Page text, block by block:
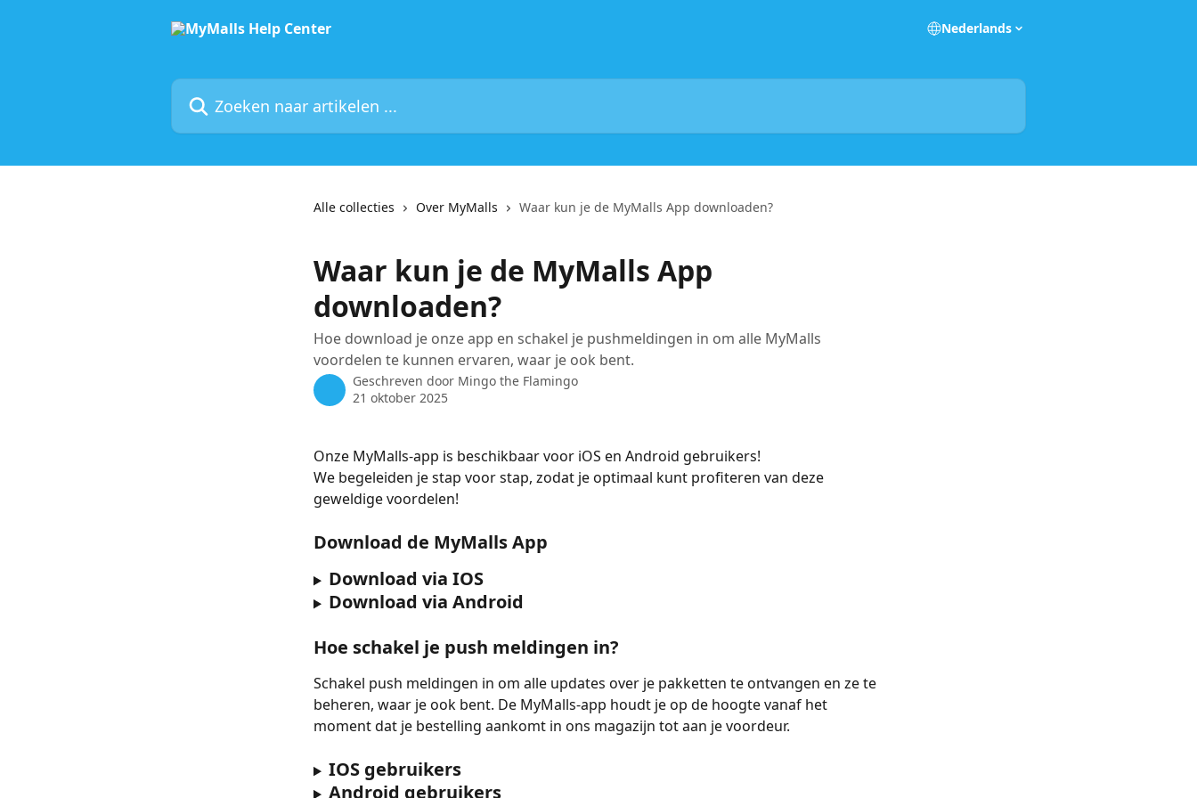
Nederlands
Zoeken naar artikelen ...
Alle collecties Over MyMalls Waar kun je de MyMalls App downloaden?
Waar kun je de MyMalls App
downloaden?
Hoe download je onze app en schakel je pushmeldingen in om alle MyMalls
voordelen te kunnen ervaren, waar je ook bent.
Geschreven door Mingo the Flamingo
21 oktober 2025
Onze MyMalls-app is beschikbaar voor iOS en Android gebruikers!
We begeleiden je stap voor stap, zodat je optimaal kunt profiteren van deze
geweldige voordelen!
Download de MyMalls App
Download via IOS
Download via Android
Hoe schakel je push meldingen in?
Schakel push meldingen in om alle updates over je pakketten te ontvangen en ze te
beheren, waar je ook bent. De MyMalls-app houdt je op de hoogte vanaf het
moment dat je bestelling aankomt in ons magazijn tot aan je voordeur.
IOS gebruikers
Android gebruikers